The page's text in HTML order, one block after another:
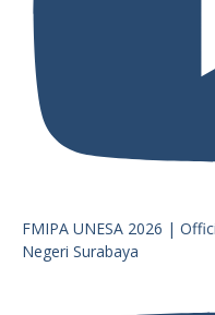
FMIPA UNESA 2026 |
Negeri Surabaya